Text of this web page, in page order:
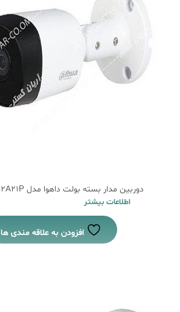
دوربین مدار بسته بولت داهوا مدل DH-HAC-B2A21P
اطلاعات بیشتر
افزودن به علاقه مندی ها